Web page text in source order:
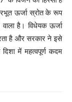
ऊर्जा स्रोत के रूप
है। विधेयक ऊर्जा
है और सरकार ने इसे
में महत्वपूर्ण कदम